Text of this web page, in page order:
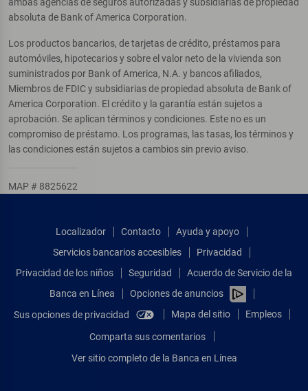
absoluta de Bank of America Corporation.
Los productos bancarios, de tarjetas de crédito, préstamos para
automóviles, hipotecarios y sobre el valor neto de la vivienda son
suministrados por Bank of America, N.A. y bancos afiliados,
Miembros de FDIC y subsidiarias de propiedad absoluta de Bank of
America Corporation. El crédito y la garantía están sujetos a
aprobación. Se aplican términos y condiciones. Este no es un
compromiso de préstamo. Los programas, las tasas, los términos y
las condiciones están sujetos a cambios sin previo aviso.
MAP # 8825622
Localizador Contacto
Ayuda y apoyo
Servicios bancarios accesibles
Privacidad
Privacidad de los niños
Seguridad
Acuerdo de Servicio de la
Banca en Línea
Opciones de anuncios
Sus opciones de privacidad
Mapa del sitio Empleos
Comparta sus comentarios
Ver sitio completo de la Banca en Línea